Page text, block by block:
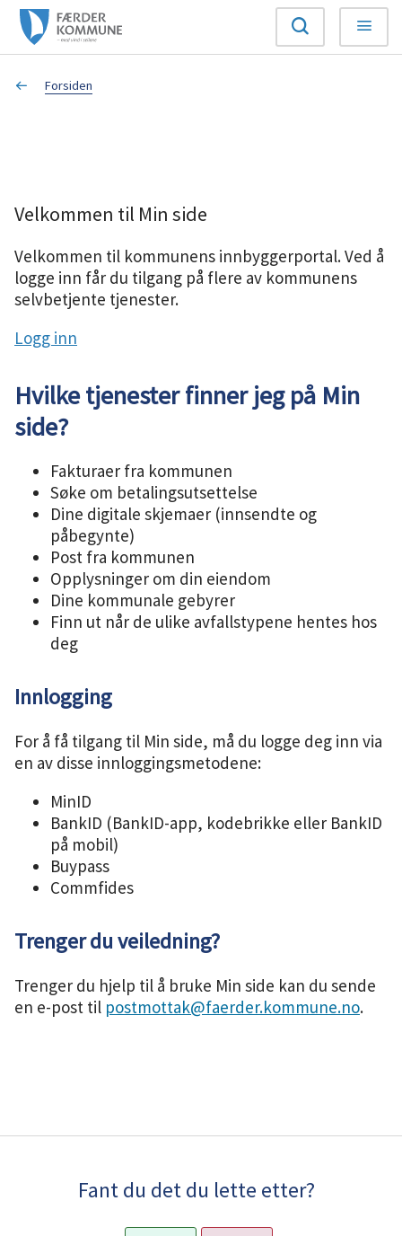
F
æ
r
k
o
m
n
e
Søk Meny
Du
Forsiden
Velkommen til Min side
Velkommen til kommunens innbyggerportal. Ved å
logge inn får du tilgang på flere av kommunens
selvbetjente tjenester.
Logg inn
Hvilke tjenester finner jeg på Min
side?
Fakturaer fra kommunen
Søke om betalingsutsettelse
Dine digitale skjemaer (innsendte og
påbegynte)
Post fra kommunen
Opplysninger om din eiendom
Dine kommunale gebyrer
Finn ut når de ulike avfallstypene hentes hos
deg
Innlogging
For å få tilgang til Min side, må du logge deg inn via
en av disse innloggingsmetodene:
MinID
BankID (BankID-app, kodebrikke eller BankID
på mobil)
Buypass
Commfides
Trenger du veiledning?
Trenger du hjelp til å bruke Min side kan du sende
en e-post til postmottak@faerder.kommune.no.
Fant du det du lette etter?